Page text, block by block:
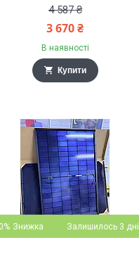
4 587 ₴
3 670 ₴
В наявності
Купити
Залишилось 3 дні